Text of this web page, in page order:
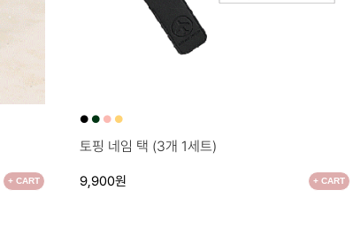
+ CART
● ● ● ●
토핑 네임 택 (3개 1세트)
9,900원 + CART